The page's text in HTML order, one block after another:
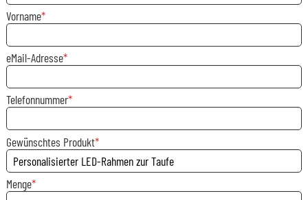
Vorname
eMail-Adresse
Telefonnummer
Gewünschtes Produkt
Menge